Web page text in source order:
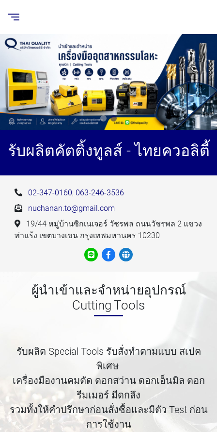
รับผลิตคัตติ้งทูลส์ - ไทยควอลิตี้
02-347-0160, 063-246-3536
nuchanan.to@gmail.com
19/44 หมู่บ้านซิกเนเจอร์ วัชรพล ถนนวัชรพล 2 แขวง
ท่าแร้ง เขตบางเขน กรุงเทพมหานคร 10230
ผู้นำเข้าและจำหน่ายอุปกรณ์
Cutting Tools
รับผลิต Special Tools รับสั่งทำตามแบบ สเปค
พิเศษ
เครื่องมืองานคมตัด ดอกสว่าน ดอกเอ็นมิล ดอก
รีมเมอร์ มีดกลึง
รวมทั้งให้คำปรึกษาก่อนสั่งซื้อและมีตัว Test ก่อน
การใช้งาน